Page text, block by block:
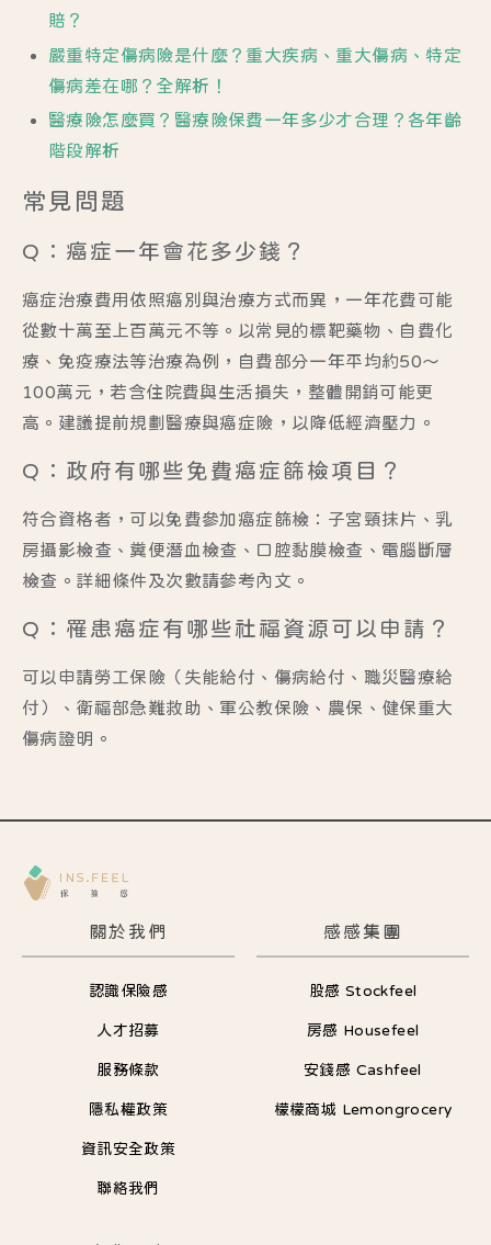
賠？
嚴重特定傷病險是什麼？重大疾病、重大傷病、特定
傷病差在哪？全解析！
醫療險怎麼買？醫療險保費一年多少才合理？各年齡
階段解析
常見問題
Q：癌症一年會花多少錢？
癌症治療費用依照癌別與治療方式而異，一年花費可能
從數十萬至上百萬元不等。以常見的標靶藥物、自費化
療、免疫療法等治療為例，自費部分一年平均約50～
100萬元，若含住院費與生活損失，整體開銷可能更
高。建議提前規劃醫療與癌症險，以降低經濟壓力。
Q：政府有哪些免費癌症篩檢項目？
符合資格者，可以免費參加癌症篩檢：子宮頸抹片、乳
房攝影檢查、糞便潛血檢查、口腔黏膜檢查、電腦斷層
檢查。詳細條件及次數請參考內文。
Q：罹患癌症有哪些社福資源可以申請？
可以申請勞工保險（失能給付、傷病給付、職災醫療給
付）、衛福部急難救助、軍公教保險、農保、健保重大
傷病證明。
關於我們
認識保險感
人才招募
服務條款
隱私權政策
資訊安全政策
聯絡我們
感感集團
股感 Stockfeel
房感 Housefeel
安錢感 Cashfeel
檬檬商城 Lemongrocery